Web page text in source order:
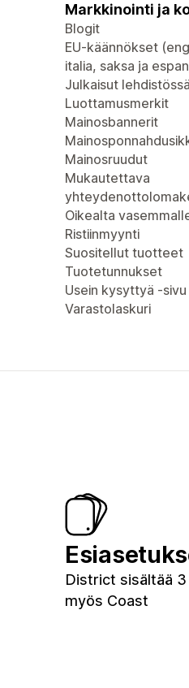
Markkinointi ja
Blogit
EU-käännökset
italia, saksa ja
Julkaisut lehdistössä
Luottamusmerkit
Mainosbannerit
Mainosruudut
Mukautettava
Oikealta
Ristiinmyynti
Suositellut tuotteet
Tuotetunnukset
Usein kysyttyä -sivu
Varastolaskuri
District sisältää 3
myös Coast